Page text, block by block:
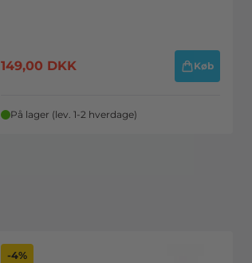
149,00 DKK Køb
På lager (lev. 1-2 hverdage)
-4%